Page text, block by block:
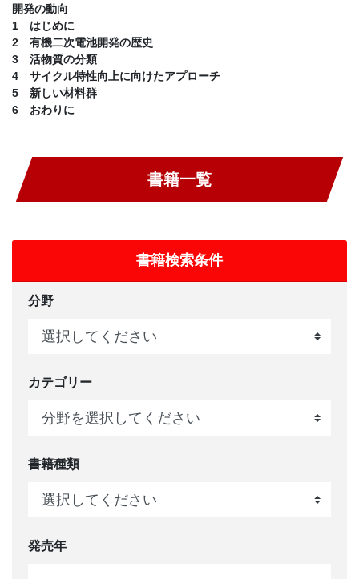
開発の動向
1 はじめに
2 有機二次電池開発の歴史
3 活物質の分類
4 サイクル特性向上に向けたアプローチ
5 新しい材料群
6 おわりに
書籍一覧
書籍検索条件
分野
カテゴリー
書籍種類
発売年